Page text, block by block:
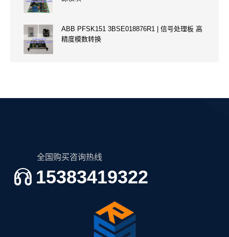
ABB PFSK151 3BSE018876R1 | 信号处理板 高
精度模数转换
全国购买咨询热线
15383419322